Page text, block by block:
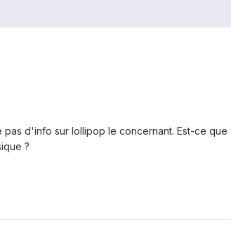
pas d'info sur lollipop le concernant. Est-ce
?